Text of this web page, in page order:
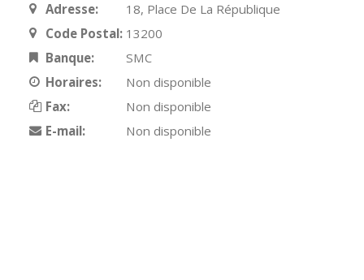
Adresse:
18, Place De La République
Code Postal: 13200
Banque:
SMC
Horaires:
Non disponible
Fax:
Non disponible
E-mail:
Non disponible